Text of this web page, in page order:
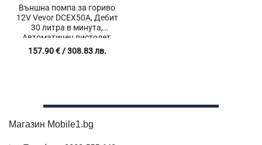
Външна помпа за гориво
12V Vevor DCEX50A, Дебит
30 литра в минута,
Автоматичен пистолет,
Входящ и изходящ маркуч
157.90€/ 308.83 лв.
Магазин Mobile1.bg